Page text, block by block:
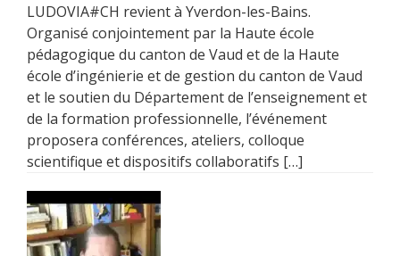
LUDOVIA#CH revient à Yverdon-les-Bains.
Organisé conjointement par la Haute école
pédagogique du canton de Vaud et de la Haute
école d’ingénierie et de gestion du canton de Vaud
et le soutien du Département de l’enseignement et
de la formation professionnelle, l’événement
proposera conférences, ateliers, colloque
scientifique et dispositifs collaboratifs […]